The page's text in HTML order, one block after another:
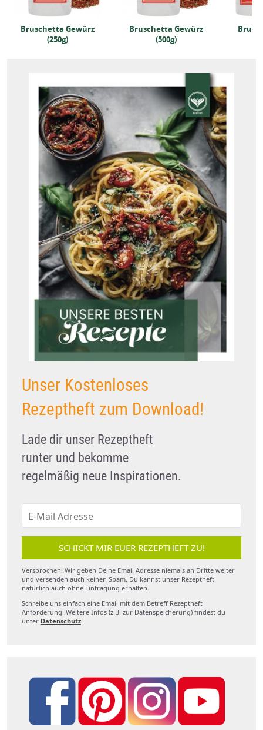
Bruschetta Gewürz
(250g)
Bruschetta Gewürz
(500g)
Unser Kostenloses
Rezeptheft zum Download!
Lade dir unser Rezeptheft
runter und bekomme
regelmäßig neue Inspirationen.
SCHICKT MIR EUER REZEPTHEFT ZU!
Versprochen: Wir geben Deine Email Adresse niemals an Dritte weiter
und versenden auch keinen Spam. Du kannst unser Rezeptheft
natürlich auch ohne Eintragung erhalten.
Schreibe uns einfach eine Email mit dem Betreff Rezeptheft
Anforderung. Weitere Infos (z.B. zur Datenspeicherung) findest du
unter Datenschutz